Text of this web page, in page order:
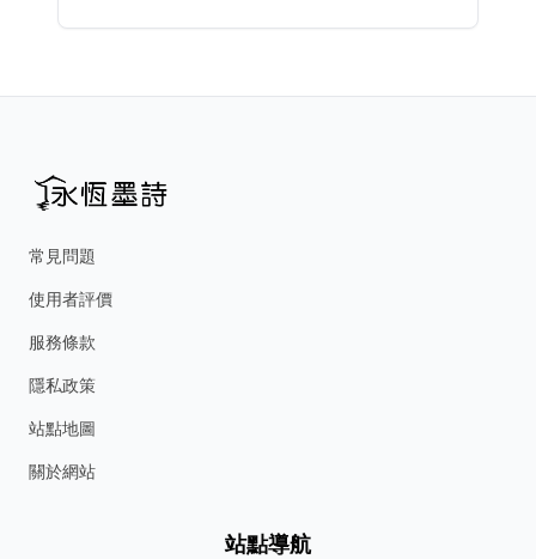
常見問題
使用者評價
服務條款
隱私政策
站點地圖
關於網站
站點導航